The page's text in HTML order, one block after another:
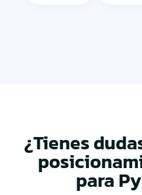
¿Tienes
para